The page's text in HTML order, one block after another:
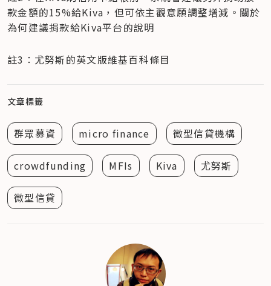
款金額的15%給Kiva，但可依主觀意願調整增減。關於
為何建議捐款給Kiva平台的說明
註3：尤努斯的英文版維基百科條目
文章標籤
群眾募資 micro finance 微型信貸機構
crowdfunding MFIs Kiva 尤努斯
微型信貸